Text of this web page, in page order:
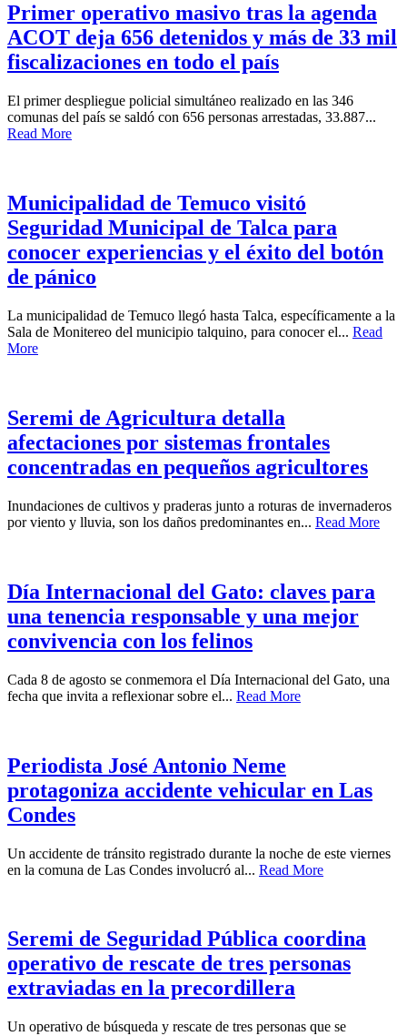
Primer operativo masivo tras la agenda
ACOT deja 656 detenidos y más de 33 mil
fiscalizaciones en todo el país
El primer despliegue policial simultáneo realizado en las 346
comunas del país se saldó con 656 personas arrestadas, 33.887...
Read More
Municipalidad de Temuco visitó
Seguridad Municipal de Talca para
conocer experiencias y el éxito del botón
de pánico
La municipalidad de Temuco llegó hasta Talca, específicamente a la
Sala de Monitereo del municipio talquino, para conocer el... Read
More
Seremi de Agricultura detalla
afectaciones por sistemas frontales
concentradas en pequeños agricultores
Inundaciones de cultivos y praderas junto a roturas de invernaderos
por viento y lluvia, son los daños predominantes en... Read More
Día Internacional del Gato: claves para
una tenencia responsable y una mejor
convivencia con los felinos
Cada 8 de agosto se conmemora el Día Internacional del Gato, una
fecha que invita a reflexionar sobre el... Read More
Periodista José Antonio Neme
protagoniza accidente vehicular en Las
Condes
Un accidente de tránsito registrado durante la noche de este viernes
en la comuna de Las Condes involucró al... Read More
Seremi de Seguridad Pública coordina
operativo de rescate de tres personas
extraviadas en la precordillera
Un operativo de búsqueda y rescate de tres personas que se